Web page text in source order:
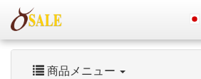
商品メニュー